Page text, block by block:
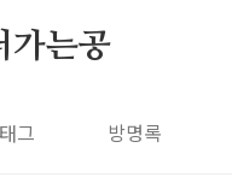
가는공
태그 방명록